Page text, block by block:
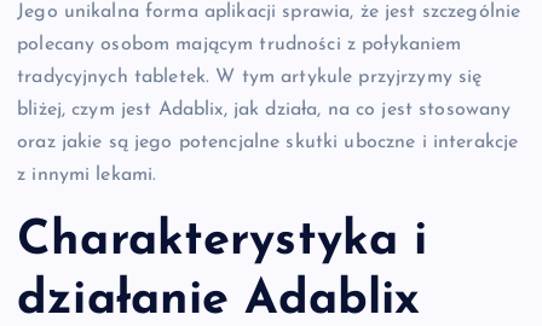
Jego unikalna forma aplikacji sprawia, że jest szczególnie
polecany osobom mającym trudności z połykaniem
tradycyjnych tabletek. W tym artykule przyjrzymy się
bliżej, czym jest Adablix, jak działa, na co jest stosowany
oraz jakie są jego potencjalne skutki uboczne i interakcje
z innymi lekami.
Charakterystyka i
działanie Adablix